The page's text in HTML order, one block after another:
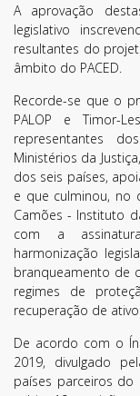
A aprovação
legislativo
resultantes do
âmbito do PACED.
Recorde-se que o
PALOP e Timor-
representantes
Ministérios da
dos seis países,
e que culminou, no
Camões - Instituto
com a
harmonização
branqueamento de
regimes de
recuperação de
De acordo com o
2019, divulgado
países parceiros do